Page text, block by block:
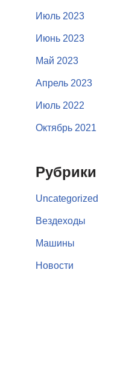
Июль 2023
Июнь 2023
Май 2023
Апрель 2023
Июль 2022
Октябрь 2021
Рубрики
Uncategorized
Вездеходы
Машины
Новости